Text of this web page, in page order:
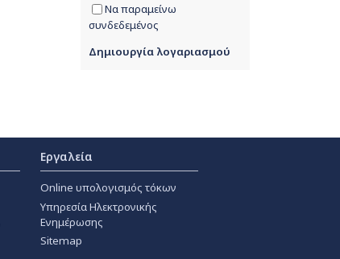
Να παραμείνω
συνδεδεμένος
Δημιουργία λογαριασμού
Εργαλεία
Online υπολογισμός τόκων
Υπηρεσία Ηλεκτρονικής
Ενημέρωσης
Sitemap